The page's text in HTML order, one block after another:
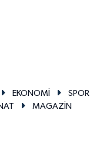
EKONOMİ
SPOR
MAGAZİN